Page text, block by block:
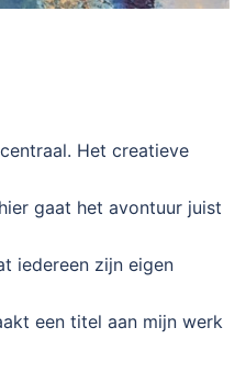
Het creatieve
gaat het avontuur juist
iedereen zijn eigen
een titel aan mijn werk